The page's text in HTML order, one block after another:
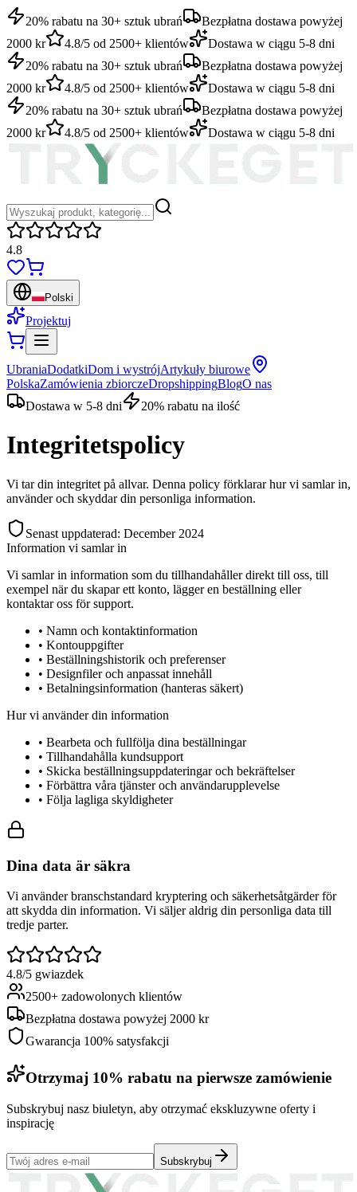
20% rabatu na 30+ sztuk ubrań
Bezpłatna dostawa powyżej
2000 kr
4.8/5 od 2500+ klientów
Dostawa w ciągu 5-8 dni
20% rabatu na 30+ sztuk ubrań
Bezpłatna dostawa powyżej
2000 kr
4.8/5 od 2500+ klientów
Dostawa w ciągu 5-8 dni
20% rabatu na 30+ sztuk ubrań
Bezpłatna dostawa powyżej
2000 kr
4.8/5 od 2500+ klientów Dostawa w ciągu 5-8 dni
4.8
Polski
Projektuj
UbraniaDodatkiDom i wystrójArtykuły biurowe
PolskaZamówienia zbiorczeDropshippingBlogO nas
Dostawa w 5-8 dni
20% rabatu na ilość
Integritetspolicy
Vi tar din integritet på allvar. Denna policy förklarar hur vi samlar in,
använder och skyddar din personliga information.
Senast uppdaterad: December 2024
Information vi samlar in
Vi samlar in information som du tillhandahåller direkt till oss, till
exempel när du skapar ett konto, lägger en beställning eller
kontaktar oss för support.
• Namn och kontaktinformation
• Kontouppgifter
• Beställningshistorik och preferenser
• Designfiler och anpassat innehåll
• Betalningsinformation (hanteras säkert)
Hur vi använder din information
• Bearbeta och fullfölja dina beställningar
• Tillhandahålla kundsupport
• Skicka beställningsuppdateringar och bekräftelser
• Förbättra våra tjänster och användarupplevelse
• Följa lagliga skyldigheter
Dina data är säkra
Vi använder branschstandard kryptering och säkerhetsåtgärder för
att skydda din information. Vi säljer aldrig din personliga data till
tredje parter.
4.8/5 gwiazdek
2500+ zadowolonych klientów
Bezpłatna dostawa powyżej 2000 kr
Gwarancja 100% satysfakcji
Otrzymaj 10% rabatu na pierwsze zamówienie
Subskrybuj nasz biuletyn, aby otrzymać ekskluzywne oferty i
inspirację
Subskrybuj